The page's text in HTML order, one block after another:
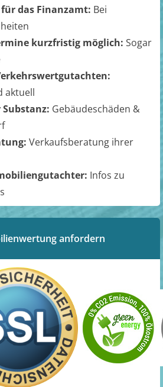
das Finanzamt: Bei
kurzfristig möglich: Sogar
aktuell
Gebäudeschäden &
Verkaufsberatung ihrer
Infos zu
anfordern